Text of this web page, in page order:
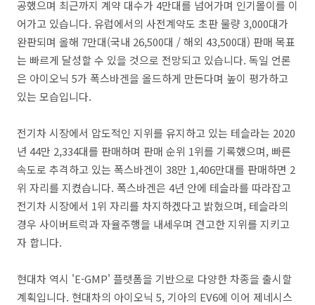
공했으며 최근까지 계약 대수가 4만대를 넘어가며 인기몰이를 이
어가고 있습니다. 유럽에서의 사전계약도 초판 물량 3,000대가
완판되며 올해 7만대(국내 26,500대 / 해외 43,500대) 판매 목표
는 빠르게 달성할 수 있을 것으로 전망되고 있습니다. 독일 언론
은 아이오닉 5가 폭스바겐을 올드하게 만든다며 높이 평가하고
있는 모습입니다.
전기차 시장에서 압도적인 지위를 유지하고 있는 테슬라는 2020
년 44만 2,334대를 판매하며 판매 순위 1위를 기록했으며, 빠른
속도로 추격하고 있는 폭스바겐이 38만 1,406만대를 판매하면 2
위 자리를 지켰습니다. 폭스바겐은 4년 안에 테슬라를 따라잡고
전기차 시장에서 1위 자리를 차지하겠다고 밝혔으며, 테슬라의
경우 사이버트럭과 자율주행을 내세우며 견고한 지위를 지키고
자 합니다.
현대차 역시 'E-GMP' 플랫폼을 기반으로 다양한 차종을 출시할
계획입니다. 현대차의 아이오닉 5, 기아의 EV6에 이어 제네시스